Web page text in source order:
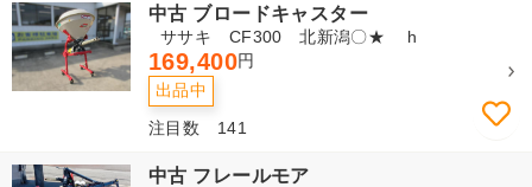
中古 ブロードキャスター
ササキ CF300 北新潟〇★ h
169,400円
出品中
注目数 141
中古 フレールモア